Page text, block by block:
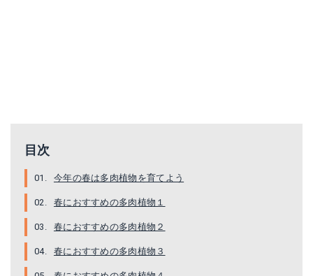
目次
今年の春は多肉植物を育てよう
春におすすめの多肉植物１
春におすすめの多肉植物２
春におすすめの多肉植物３